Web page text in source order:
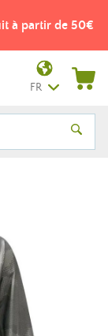
à partir de 50€
FR